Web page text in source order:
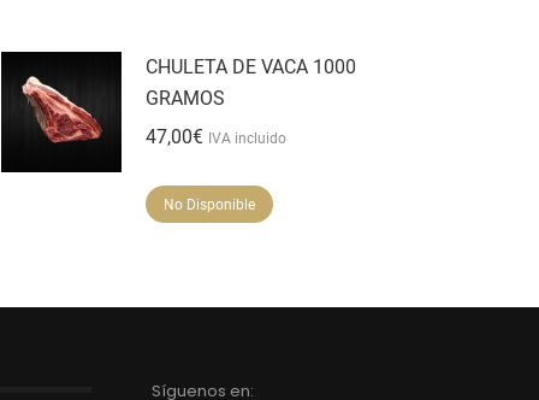
CHULETA DE VACA 1000
GRAMOS
47,00€ IVA incluido
No Disponible
Síguenos en: